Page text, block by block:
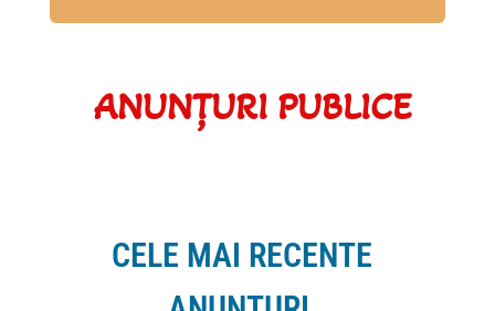
ANUNȚURI PUBLICE
ANUNȚURI
↓↓↓↓↓↓↓↓↓↓↓